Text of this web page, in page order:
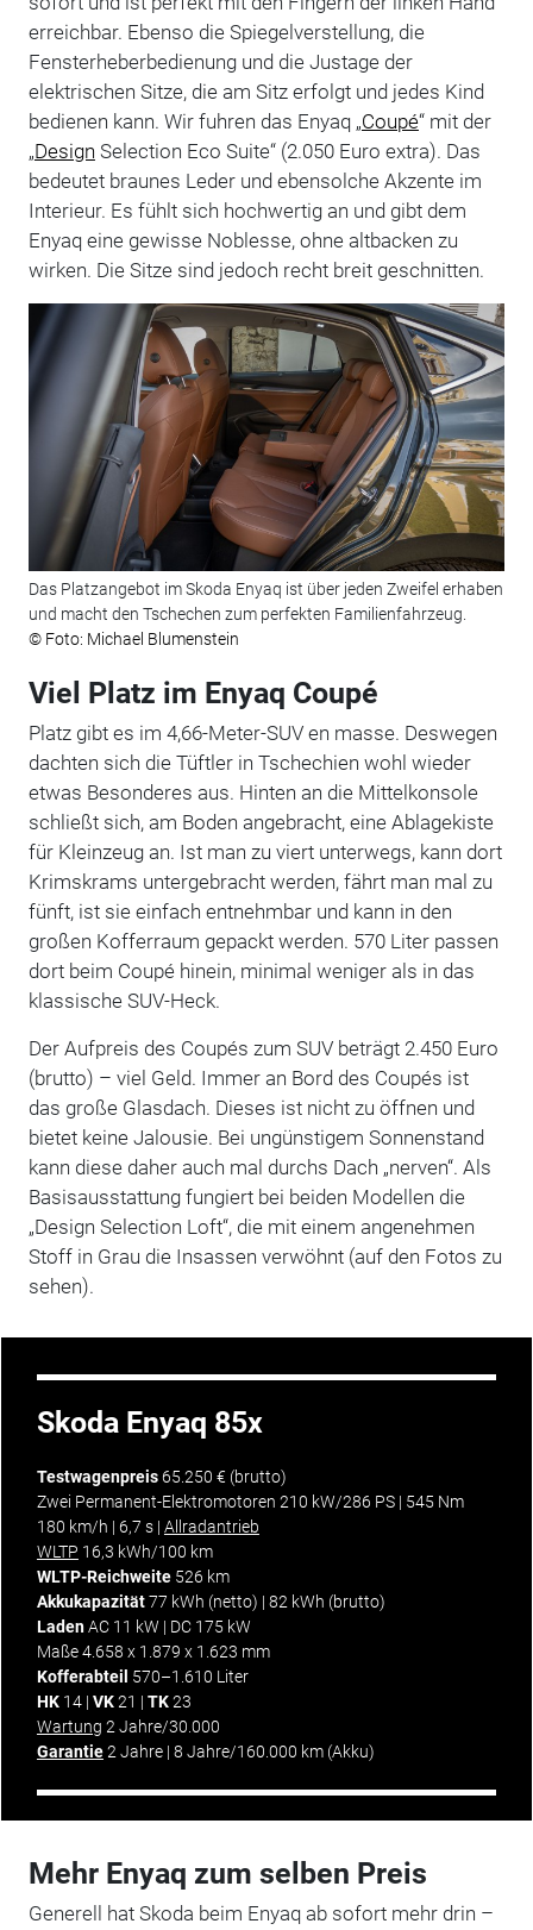
erreichbar. Ebenso die Spiegelverstellung, die
Fensterheberbedienung und die Justage der
elektrischen Sitze, die am Sitz erfolgt und jedes Kind
bedienen kann. Wir fuhren das Enyaq „Coupé“ mit der
„Design Selection Eco Suite“ (2.050 Euro extra). Das
bedeutet braunes Leder und ebensolche Akzente im
Interieur. Es fühlt sich hochwertig an und gibt dem
Enyaq eine gewisse Noblesse, ohne altbacken zu
wirken. Die Sitze sind jedoch recht breit geschnitten.
Das Platzangebot im Skoda Enyaq ist über jeden Zweifel erhaben
und macht den Tschechen zum perfekten Familienfahrzeug.
© Foto: Michael Blumenstein
Viel Platz im Enyaq Coupé
Platz gibt es im 4,66-Meter-SUV en masse. Deswegen
dachten sich die Tüftler in Tschechien wohl wieder
etwas Besonderes aus. Hinten an die Mittelkonsole
schließt sich, am Boden angebracht, eine Ablagekiste
für Kleinzeug an. Ist man zu viert unterwegs, kann dort
Krimskrams untergebracht werden, fährt man mal zu
fünft, ist sie einfach entnehmbar und kann in den
großen Kofferraum gepackt werden. 570 Liter passen
dort beim Coupé hinein, minimal weniger als in das
klassische SUV-Heck.
Der Aufpreis des Coupés zum SUV beträgt 2.450 Euro
(brutto) – viel Geld. Immer an Bord des Coupés ist
das große Glasdach. Dieses ist nicht zu öffnen und
bietet keine Jalousie. Bei ungünstigem Sonnenstand
kann diese daher auch mal durchs Dach „nerven“. Als
Basisausstattung fungiert bei beiden Modellen die
„Design Selection Loft“, die mit einem angenehmen
Stoff in Grau die Insassen verwöhnt (auf den Fotos zu
sehen).
Skoda Enyaq 85x
Testwagenpreis65.250 € (brutto)
Zwei Permanent-Elektromotoren 210 kW/286 PS | 545 Nm
180 km/h | 6,7 s | Allradantrieb
WLTP 16,3 kWh/100 km
WLTP-Reichweite 526 km
Akkukapazität77 kWh (netto) | 82 kWh (brutto)
LadenAC 11 kW | DC 175 kW
Maße 4.658 x 1.879 x 1.623 mm
Kofferabteil 570–1.610 Liter
HK 14 | VK21 | TK23
Wartung 2 Jahre/30.000
Garantie2 Jahre | 8 Jahre/160.000 km (Akku)
Mehr Enyaq zum selben Preis
Generell hat Skoda beim Enyaq ab sofort mehr drin –